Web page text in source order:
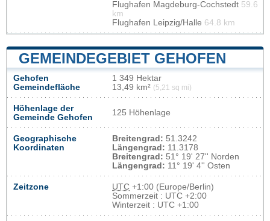
Flughafen Magdeburg-Cochstedt 59.6
km
Flughafen Leipzig/Halle 64.8 km
GEMEINDEGEBIET GEHOFEN
Gehofen
Gemeindefläche
1 349 Hektar
13,49 km² (5,21 sq mi)
Höhenlage der
Gemeinde Gehofen
125 Höhenlage
Geographische
Koordinaten
Breitengrad: 51.3242
Längengrad: 11.3178
Breitengrad: 51° 19' 27'' Norden
Längengrad: 11° 19' 4'' Osten
Zeitzone UTC +1:00 (Europe/Berlin)
Sommerzeit : UTC +2:00
Winterzeit : UTC +1:00